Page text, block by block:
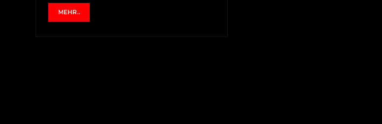
MEHR..